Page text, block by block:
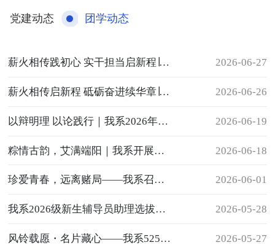
党建动态 团学动态
薪火相传践初心 实干担当启新程∣我系第二届两委一会聘书颁发仪式圆满落幕 2026-06-27
薪火相传启新程 砥砺奋进续华章∣我系第三届两委一会换届选举大会圆满落幕 2026-06-26
以辩明理 以论践行｜我系2026年辩论赛圆满落幕 2026-06-19
粽情古韵，艾满端阳｜我系开展端午主题活动 2026-06-18
珍爱青春，远离赌局——我系召开禁赌主题班会 2026-06-01
我系2026级新生辅导员助理选拔工作圆满完成 2026-05-28
风铃载愿・名片藏心——我系525心理活动圆满举行 2026-05-27